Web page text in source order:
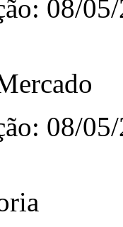
08/
08/